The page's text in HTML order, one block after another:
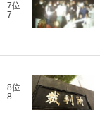
7位
7
8位
8